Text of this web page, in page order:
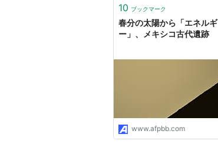
回数の記録更新 インターネット
る...
10 ブックマーク
春分の太陽から「エネルギ
ー」、メキシコ古代遺跡
www.afpbb.com